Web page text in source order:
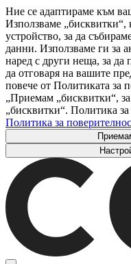
Ние се адаптираме към
Използваме „бисквитки“,
устройство, за да
данни. Използваме ги за
наред с други неща, за да
да отговаря на вашите
повече от Политиката за
„Приемам „бисквитки“, за
„бисквитки“. Политика
Политика за